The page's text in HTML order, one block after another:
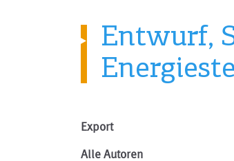
Entwurf,
Export
Alle Autoren